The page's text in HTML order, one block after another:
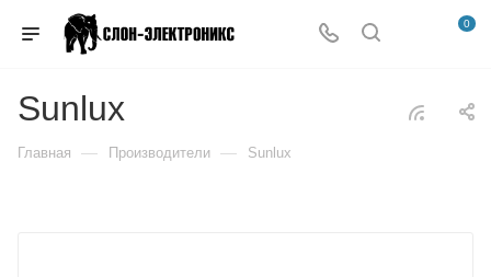
0
Sunlux
Главная — Производители — Sunlux